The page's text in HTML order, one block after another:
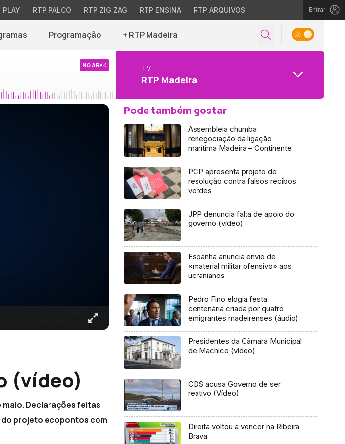
PLAY RTP PALCO RTP ZIG ZAG RTP ENSINA RTP ARQUIVOS Entrar
Programação + RTP Madeira
NO AR TV
RTP Madeira
(vídeo)
Declarações feitas
do projeto ecopontos com
Pode também gostar
Assembleia chumba
renegociação da ligação
marítima Madeira – Continente
PCP apresenta projeto de
resolução contra falsos recibos
verdes
JPP denuncia falta de apoio do
governo (vídeo)
Espanha anuncia envio de
«material militar ofensivo» aos
ucranianos
Pedro Fino elogia festa
centenária criada por quatro
emigrantes madeirenses (áudio)
Presidentes da Câmara Municipal
de Machico (vídeo)
CDS acusa Governo de ser
reativo (Vídeo)
Direita voltou a vencer na Ribeira
Brava